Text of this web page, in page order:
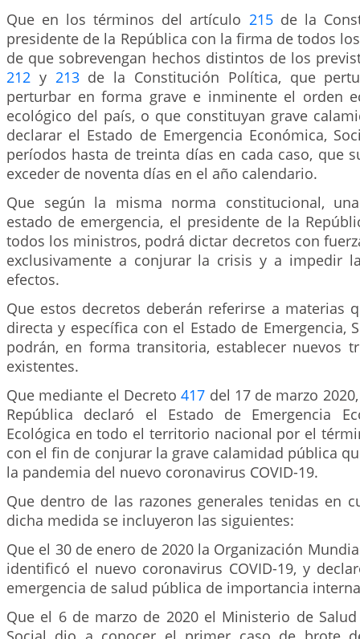
Que en los términos del artículo 215de la
presidente de la República con la firma de todos
de que sobrevengan hechos distintos de los
212 y 213de la Constitución Política, que
perturbar en forma grave e inminente el orden
ecológico del país, o que constituyan grave
declarar el Estado de Emergencia Económica,
períodos hasta de treinta días en cada caso, que
exceder de noventa días en el año calendario.
Que según la misma norma constitucional,
estado de emergencia, el presidente de la
todos los ministros, podrá dictar decretos con
exclusivamente a conjurar la crisis y a impedir
efectos.
Que estos decretos deberán referirse a materias
directa y específica con el Estado de Emergencia,
podrán, en forma transitoria, establecer nuevos
existentes.
Que mediante el Decreto417 del 17 de marzo
República declaró el Estado de Emergencia
Ecológica en todo el territorio nacional por el
con el fin de conjurar la grave calamidad pública
la pandemia del nuevo coronavirus COVID-19.
Que dentro de las razones generales tenidas en
dicha medida se incluyeron las siguientes:
Que el 30 de enero de 2020 la Organización
identificó el nuevo coronavirus COVID-19, y
emergencia de salud pública de importancia
Que el 6 de marzo de 2020 el Ministerio de